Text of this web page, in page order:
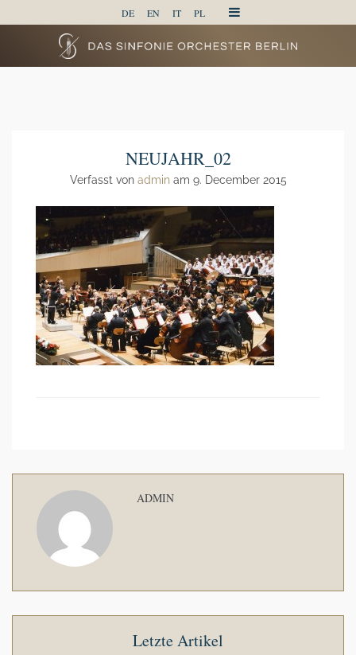
DE EN IT PL
NEUJAHR_02
Verfasst von adminam 9. December 2015
ADMIN
Letzte Artikel